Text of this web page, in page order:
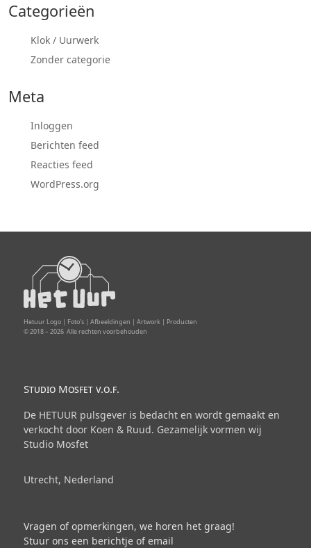
Categorieën
Klok / Uurwerk
Zonder categorie
Meta
Inloggen
Berichten feed
Reacties feed
WordPress.org
Hetuur Logo | Foto’s | Afbeeldingen | Artwork | Producten
© 2018 – 2026Alle rechten voorbehouden
Studio Mosfet v.o.f.
De HETUUR pulsgever is bedacht en wordt gemaakt en
verkocht door Koen & Ruud. Gezamelijk vormen wij
Studio Mosfet
Utrecht, Nederland
Vragen of opmerkingen, we horen het graag!
Stuur ons een berichtje of email